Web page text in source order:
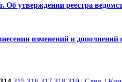
Об утверждении реестра
изменений и